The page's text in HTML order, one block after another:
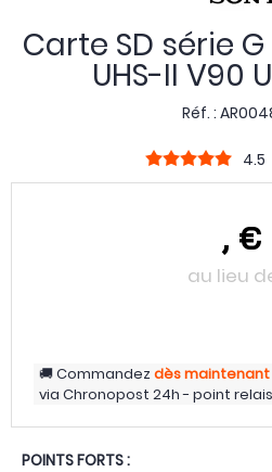
Carte SD série
UHS-II V90
Réf. :
4.5
, €
au lieu
Commandezdès maintenant
via Chronopost 24h - point relais
POINTS FORTS :